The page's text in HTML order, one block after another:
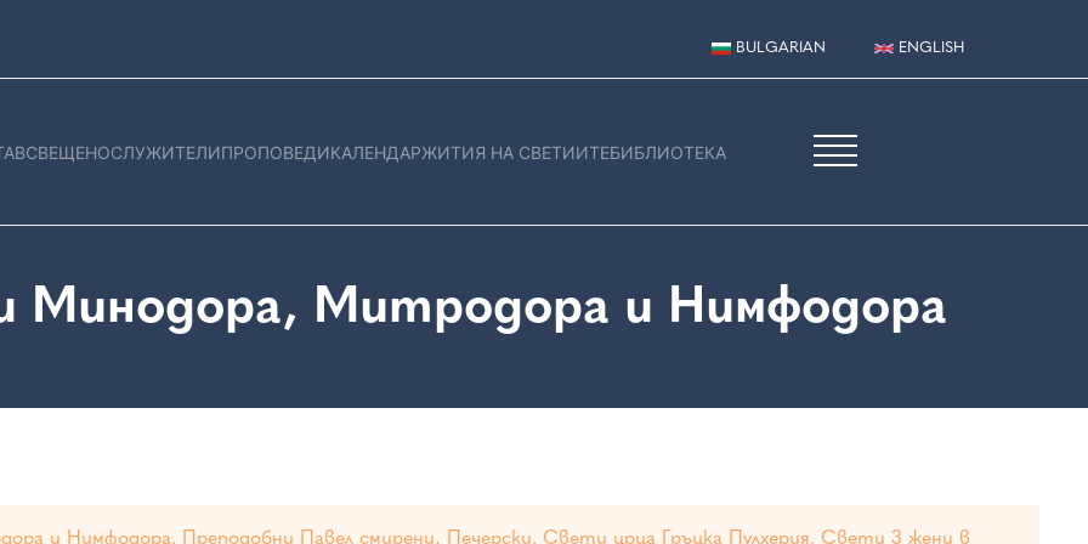
BULGARIAN ENGLISH
СВЕЩЕНОСЛУЖИТЕЛИПРОПОВЕДИКАЛЕНДАРЖИТИЯ НА СВЕТИИТЕБИБЛИОТЕКА
Минодора, Митродора и Нимфодора
и Нимфодора. Преподобни Павел смирени, Печерски. Свети црца Гръцка Пулхерия. Свети 3 жени в